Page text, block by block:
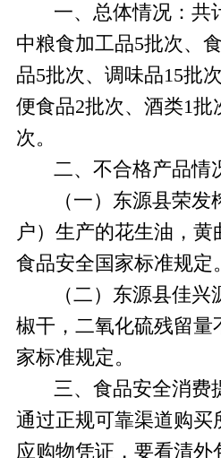
一、总体情况：共
中粮食加工品5批次、
品5批次、调味品15批
便食品2批次、酒类1批
次。
二、不合格产品情
（一）东源县荣
户）生产的花生油，黄
食品安全国家标准规定。
（二）东源县佳
椒干，二氧化硫残留量
家标准规定。
三、食品安全消费
通过正规可靠渠道购买
应购物凭证，要看清外